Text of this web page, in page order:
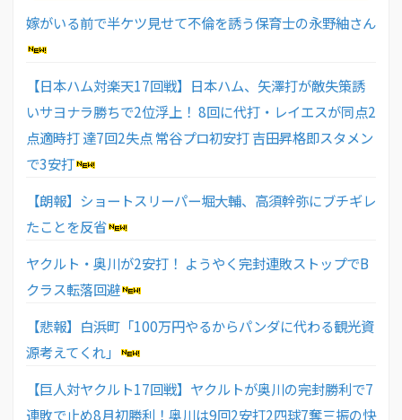
嫁がいる前で半ケツ見せて不倫を誘う保育士の永野紬さん
【日本ハム対楽天17回戦】日本ハム、矢澤打が敵失策誘
いサヨナラ勝ちで2位浮上！ 8回に代打・レイエスが同点2
点適時打 達7回2失点 常谷プロ初安打 吉田昇格即スタメン
で3安打
【朗報】ショートスリーパー堀大輔、高須幹弥にブチギレ
たことを反省
ヤクルト・奥川が2安打！ ようやく完封連敗ストップでB
クラス転落回避
【悲報】白浜町「100万円やるからパンダに代わる観光資
源考えてくれ」
【巨人対ヤクルト17回戦】ヤクルトが奥川の完封勝利で7
連敗で止め8月初勝利！奥川は9回2安打2四球7奪三振の快